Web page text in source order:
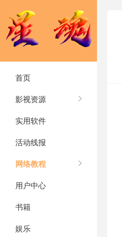
首页
影视资源
实用软件
活动线报
网络教程
用户中心
书籍
娱乐